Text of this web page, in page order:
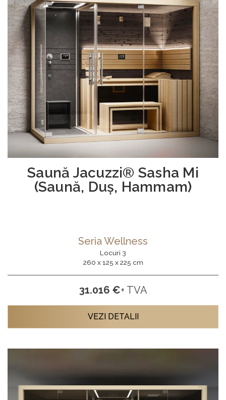
Saună Jacuzzi® Sasha Mi
(Saună, Duș, Hammam)
Seria Wellness
Locuri 3
260 x 125 x 225 cm
31.016 €+ TVA
VEZI DETALII